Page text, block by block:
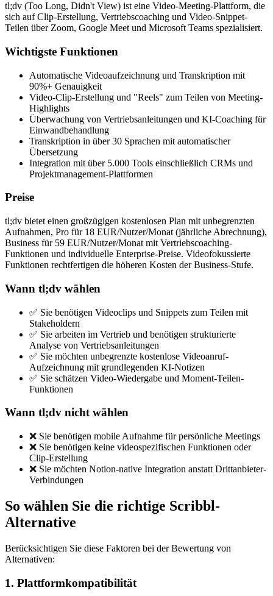
tl;dv (Too Long, Didn't View) ist eine Video-Meeting-Plattform, die
sich auf Clip-Erstellung, Vertriebscoaching und Video-Snippet-
Teilen über Zoom, Google Meet und Microsoft Teams spezialisiert.
Wichtigste Funktionen
Automatische Videoaufzeichnung und Transkription mit
90%+ Genauigkeit
Video-Clip-Erstellung und "Reels" zum Teilen von Meeting-
Highlights
Überwachung von Vertriebsanleitungen und KI-Coaching für
Einwandbehandlung
Transkription in über 30 Sprachen mit automatischer
Übersetzung
Integration mit über 5.000 Tools einschließlich CRMs und
Projektmanagement-Plattformen
Preise
tl;dv bietet einen großzügigen kostenlosen Plan mit unbegrenzten
Aufnahmen, Pro für 18 EUR/Nutzer/Monat (jährliche Abrechnung),
Business für 59 EUR/Nutzer/Monat mit Vertriebscoaching-
Funktionen und individuelle Enterprise-Preise. Videofokussierte
Funktionen rechtfertigen die höheren Kosten der Business-Stufe.
Wann tl;dv wählen
✅ Sie benötigen Videoclips und Snippets zum Teilen mit
Stakeholdern
✅ Sie arbeiten im Vertrieb und benötigen strukturierte
Analyse von Vertriebsanleitungen
✅ Sie möchten unbegrenzte kostenlose Videoanruf-
Aufzeichnung mit grundlegenden KI-Notizen
✅ Sie schätzen Video-Wiedergabe und Moment-Teilen-
Funktionen
Wann tl;dv nicht wählen
❌ Sie benötigen mobile Aufnahme für persönliche Meetings
❌ Sie benötigen keine videospezifischen Funktionen oder
Clip-Erstellung
❌ Sie möchten Notion-native Integration anstatt Drittanbieter-
Verbindungen
So wählen Sie die richtige Scribbl-
Alternative
Berücksichtigen Sie diese Faktoren bei der Bewertung von
Alternativen:
1. Plattformkompatibilität